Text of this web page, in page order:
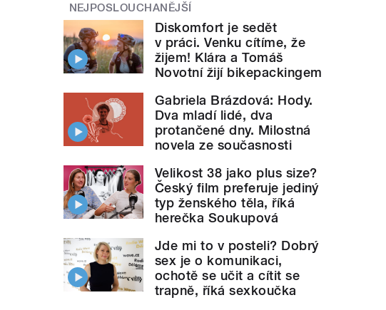
NEJPOSLOUCHANĚJŠÍ
Diskomfort je sedět
v práci. Venku cítíme, že
žijem! Klára a Tomáš
Novotní žijí bikepackingem
Gabriela Brázdová: Hody.
Dva mladí lidé, dva
protančené dny. Milostná
novela ze současnosti
Velikost 38 jako plus size?
Český film preferuje jediný
typ ženského těla, říká
herečka Soukupová
Jde mi to v posteli? Dobrý
sex je o komunikaci,
ochotě se učit a cítit se
trapně, říká sexkoučka